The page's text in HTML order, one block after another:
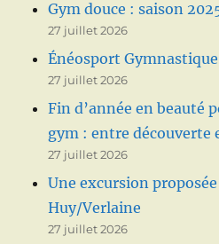
Gym douce : saison
27 juillet 2026
Énéosport
27 juillet 2026
Fin d’année en beauté
gym : entre découverte
27 juillet 2026
Une excursion
Huy/Verlaine
27 juillet 2026